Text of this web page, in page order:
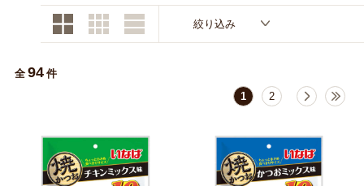
絞り込み
全 94 件
1
2